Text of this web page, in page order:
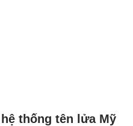
thống tên lửa Mỹ